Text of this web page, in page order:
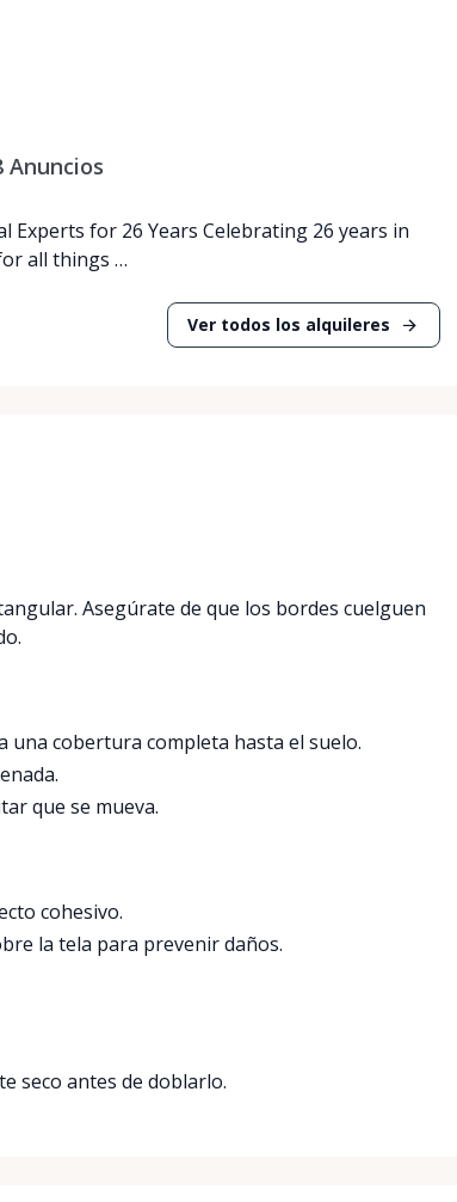
Anuncios
Experts for 26 Years Celebrating 26 years in
all things …
Ver todos los alquileres
Asegúrate de que los bordes cuelguen
una cobertura completa hasta el suelo.
que se mueva.
cohesivo.
la tela para prevenir daños.
seco antes de doblarlo.